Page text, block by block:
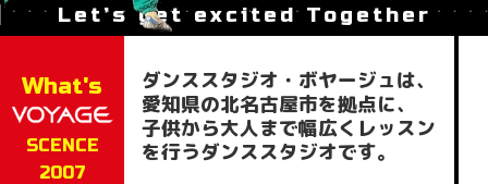
Let’s get excited Together
What's
SCENCE
2007
ダンススタジオ・ボヤージュは、
愛知県の北名古屋市を拠点に、
子供から大人まで幅広くレッスン
を行うダンススタジオです。